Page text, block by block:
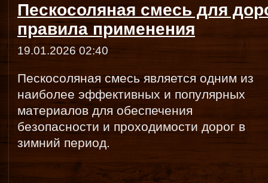
Пескосоляная смесь для
правила применения
19.01.2026 02:40
Пескосоляная смесь является одним из
наиболее эффективных и популярных
материалов для обеспечения
безопасности и проходимости дорог в
зимний период.